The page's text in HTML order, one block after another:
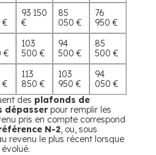
€
93 150
€
85
050 €
76
950 €
€
103
500 €
94
500 €
85
500 €
€
113
850 €
103
950 €
94
050 €
des plafonds de
dépasserpour remplir les
pris en compte correspond
N-2, ou, sous
revenu le plus récent lorsque